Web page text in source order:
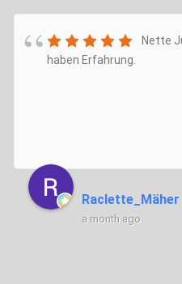
Nette
haben Erfahrung.
Raclette_Mäher
a month ago